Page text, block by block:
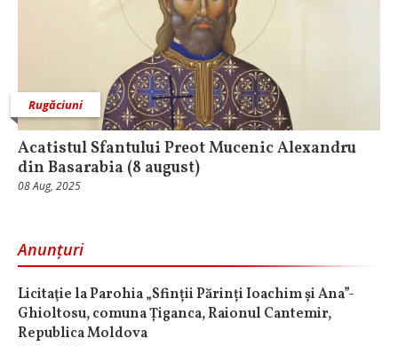
Rugăciuni
Acatistul Sfantului Preot Mucenic Alexandru
din Basarabia (8 august)
08 Aug, 2025
Anunțuri
Licitaţie la Parohia „Sfinții Părinți Ioachim și Ana”-
Ghioltosu, comuna Țiganca, Raionul Cantemir,
Republica Moldova